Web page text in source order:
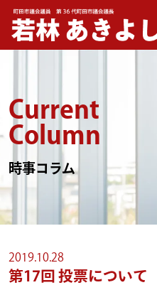
メインナビゲーション
Current
Column
時事コラム
2019.10.28
第17回 投票について